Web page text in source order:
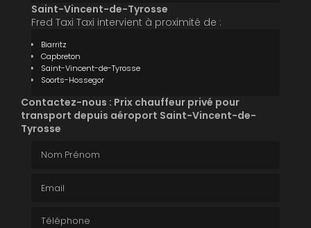
Saint-Vincent-de-Tyrosse
Fred Taxi Taxi intervient à proximité de :
Biarritz
Capbreton
Saint-Vincent-de-Tyrosse
Soorts-Hossegor
Contactez-nous : Prix chauffeur privé pour
transport depuis aéroport Saint-Vincent-de-
Tyrosse